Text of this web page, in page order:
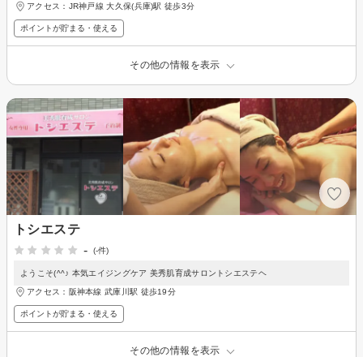
アクセス：JR神戸線 大久保(兵庫)駅 徒歩3分
ポイントが貯まる・使える
その他の情報を表示
トシエステ
-
(-件)
ようこそ(^^♪ 本気エイジングケア 美秀肌育成サロントシエステヘ
アクセス：阪神本線 武庫川駅 徒歩19分
ポイントが貯まる・使える
その他の情報を表示